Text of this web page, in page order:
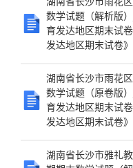
数学试题（解析版
育发达地区期末试
发达地区期末试卷
湖南省长沙市雨花
数学试题（原卷版
育发达地区期末试
发达地区期末试卷
湖南省长沙市雅礼